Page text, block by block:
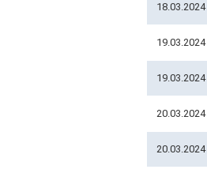
18.03.2024
19.03.2024
19.03.2024
20.03.2024
20.03.2024